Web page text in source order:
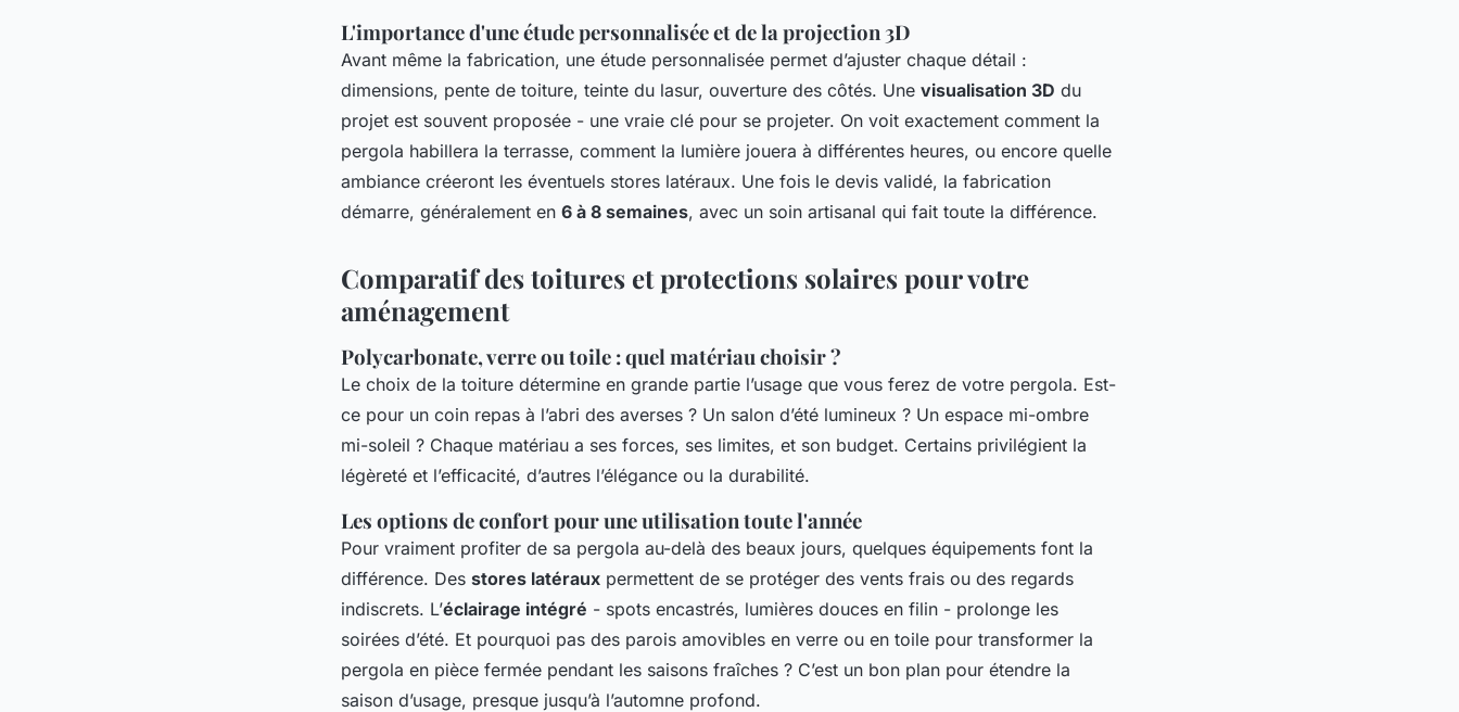
L'importance d'une étude personnalisée et de la projection 3D
Avant même la fabrication, une étude personnalisée permet d’ajuster chaque détail :
dimensions, pente de toiture, teinte du lasur, ouverture des côtés. Une visualisation 3D du
projet est souvent proposée - une vraie clé pour se projeter. On voit exactement comment la
pergola habillera la terrasse, comment la lumière jouera à différentes heures, ou encore quelle
ambiance créeront les éventuels stores latéraux. Une fois le devis validé, la fabrication
démarre, généralement en 6 à 8 semaines, avec un soin artisanal qui fait toute la différence.
Comparatif des toitures et protections solaires pour votre
aménagement
Polycarbonate, verre ou toile : quel matériau choisir ?
Le choix de la toiture détermine en grande partie l’usage que vous ferez de votre pergola. Est-
ce pour un coin repas à l’abri des averses ? Un salon d’été lumineux ? Un espace mi-ombre
mi-soleil ? Chaque matériau a ses forces, ses limites, et son budget. Certains privilégient la
légèreté et l’efficacité, d’autres l’élégance ou la durabilité.
Les options de confort pour une utilisation toute l'année
Pour vraiment profiter de sa pergola au-delà des beaux jours, quelques équipements font la
différence. Des stores latéraux permettent de se protéger des vents frais ou des regards
indiscrets. L’éclairage intégré - spots encastrés, lumières douces en filin - prolonge les
soirées d’été. Et pourquoi pas des parois amovibles en verre ou en toile pour transformer la
pergola en pièce fermée pendant les saisons fraîches ? C’est un bon plan pour étendre la
saison d’usage, presque jusqu’à l’automne profond.